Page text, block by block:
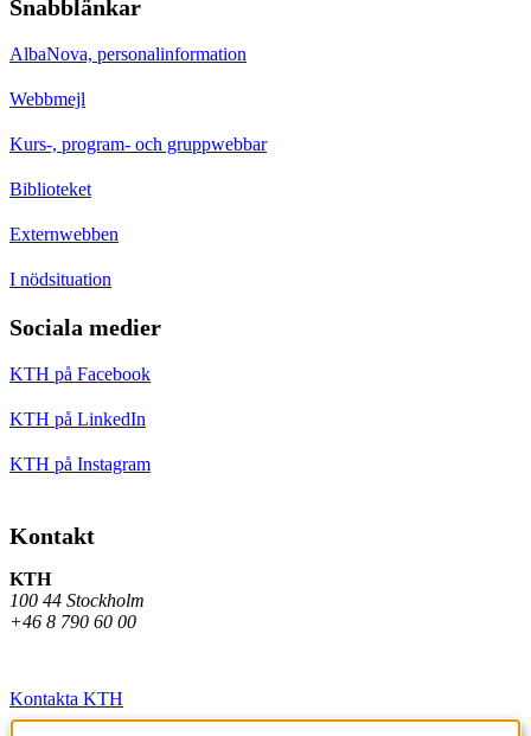
Snabblänkar
AlbaNova, personalinformation
Webbmejl
Kurs-, program- och gruppwebbar
Biblioteket
Externwebben
I nödsituation
Sociala medier
KTH på Facebook
KTH på LinkedIn
KTH på Instagram
Kontakt
KTH
100 44 Stockholm
+46 8 790 60 00
Kontakta KTH